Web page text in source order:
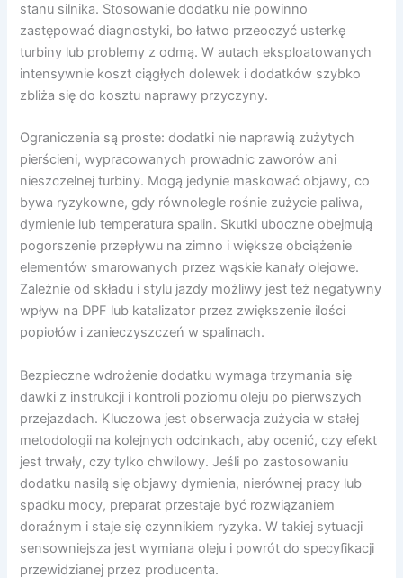
stanu silnika. Stosowanie dodatku nie powinno
zastępować diagnostyki, bo łatwo przeoczyć usterkę
turbiny lub problemy z odmą. W autach eksploatowanych
intensywnie koszt ciągłych dolewek i dodatków szybko
zbliża się do kosztu naprawy przyczyny.
Ograniczenia są proste: dodatki nie naprawią zużytych
pierścieni, wypracowanych prowadnic zaworów ani
nieszczelnej turbiny. Mogą jedynie maskować objawy, co
bywa ryzykowne, gdy równolegle rośnie zużycie paliwa,
dymienie lub temperatura spalin. Skutki uboczne obejmują
pogorszenie przepływu na zimno i większe obciążenie
elementów smarowanych przez wąskie kanały olejowe.
Zależnie od składu i stylu jazdy możliwy jest też negatywny
wpływ na DPF lub katalizator przez zwiększenie ilości
popiołów i zanieczyszczeń w spalinach.
Bezpieczne wdrożenie dodatku wymaga trzymania się
dawki z instrukcji i kontroli poziomu oleju po pierwszych
przejazdach. Kluczowa jest obserwacja zużycia w stałej
metodologii na kolejnych odcinkach, aby ocenić, czy efekt
jest trwały, czy tylko chwilowy. Jeśli po zastosowaniu
dodatku nasilą się objawy dymienia, nierównej pracy lub
spadku mocy, preparat przestaje być rozwiązaniem
doraźnym i staje się czynnikiem ryzyka. W takiej sytuacji
sensowniejsza jest wymiana oleju i powrót do specyfikacji
przewidzianej przez producenta.